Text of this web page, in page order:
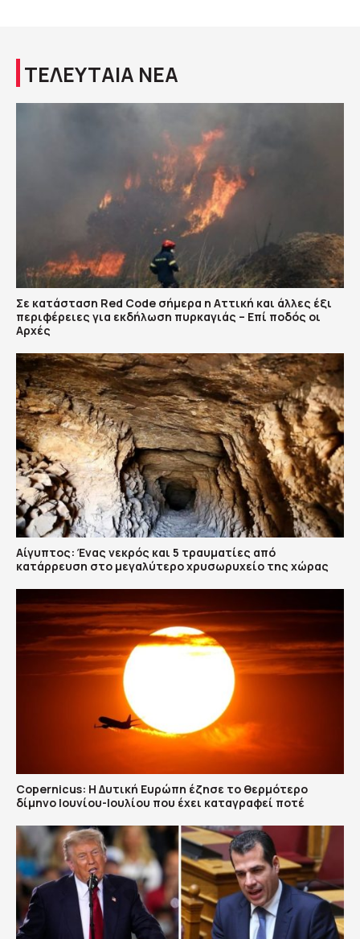
ΤΕΛΕΥΤΑΙΑ ΝΕΑ
Σε κατάσταση Red Code σήμερα η Αττική και άλλες έξι
περιφέρειες για εκδήλωση πυρκαγιάς – Επί ποδός οι
Αρχές
Αίγυπτος: Ένας νεκρός και 5 τραυματίες από
κατάρρευση στο μεγαλύτερο χρυσωρυχείο της χώρας
Copernicus: H Δυτική Ευρώπη έζησε το θερμότερο
δίμηνο Ιουνίου-Ιουλίου που έχει καταγραφεί ποτέ